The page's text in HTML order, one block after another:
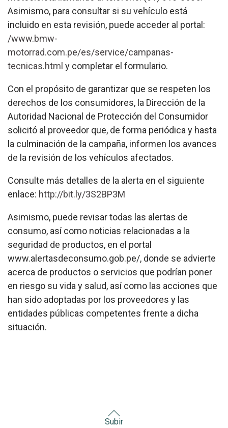
Asimismo, para consultar si su vehículo está
incluido en esta revisión, puede acceder al portal:
/www.bmw-
motorrad.com.pe/es/service/campanas-
tecnicas.html y completar el formulario.
Con el propósito de garantizar que se respeten los
derechos de los consumidores, la Dirección de la
Autoridad Nacional de Protección del Consumidor
solicitó al proveedor que, de forma periódica y hasta
la culminación de la campaña, informen los avances
de la revisión de los vehículos afectados.
Consulte más detalles de la alerta en el siguiente
enlace: http://bit.ly/3S2BP3M
Asimismo, puede revisar todas las alertas de
consumo, así como noticias relacionadas a la
seguridad de productos, en el portal
www.alertasdeconsumo.gob.pe/, donde se advierte
acerca de productos o servicios que podrían poner
en riesgo su vida y salud, así como las acciones que
han sido adoptadas por los proveedores y las
entidades públicas competentes frente a dicha
situación.
Subir